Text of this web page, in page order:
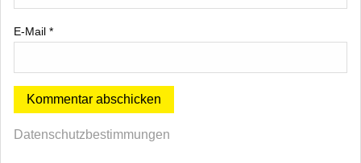
E-Mail *
Datenschutzbestimmungen